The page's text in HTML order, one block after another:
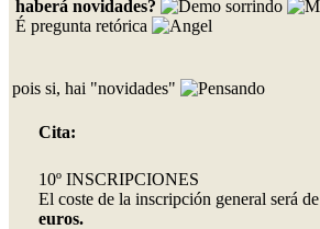
haberá novidades?
É pregunta retórica
pois si, hai "novidades"
Cita:
10º INSCRIPCIONES
El coste de la inscripción general será de
euros.